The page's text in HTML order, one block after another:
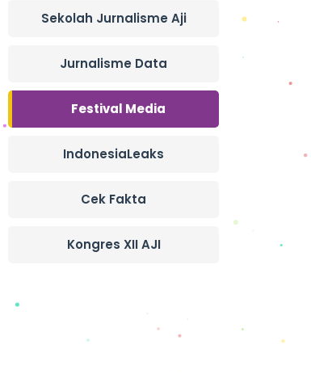
Sekolah Jurnalisme Aji
Jurnalisme Data
Festival Media
IndonesiaLeaks
Cek Fakta
Kongres XII AJI